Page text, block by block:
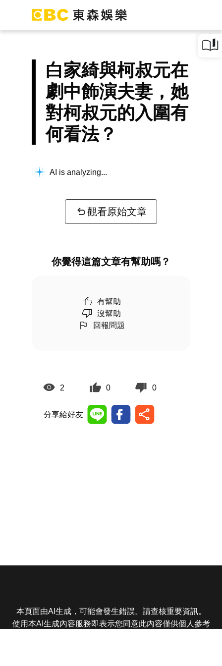
白家綺與柯叔元在
劇中飾演夫妻，她
對柯叔元的入圍有
何看法？
AI is analyzing...
觀看原始文章
你覺得這篇文章有幫助嗎？
有幫助
沒幫助
回報問題
2 0 0
分享給好友
本頁面由AI生成，可能會發生錯誤。請查核重要資訊。
使用本AI生成內容服務即表示您同意此內容僅供個人參考